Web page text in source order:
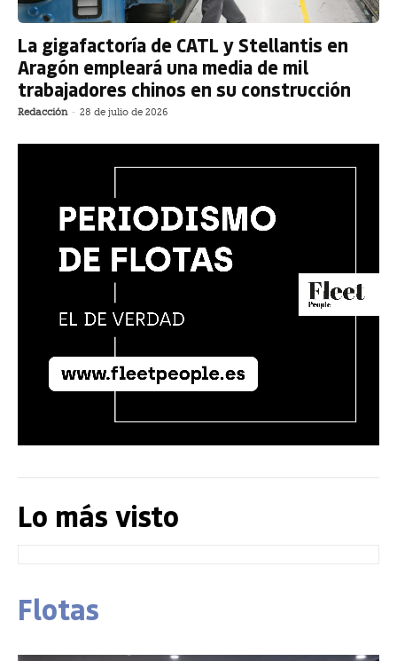
La gigafactoría de CATL y Stellantis en
Aragón empleará una media de mil
trabajadores chinos en su construcción
Redacción - 28 de julio de 2026
Lo más visto
Flotas